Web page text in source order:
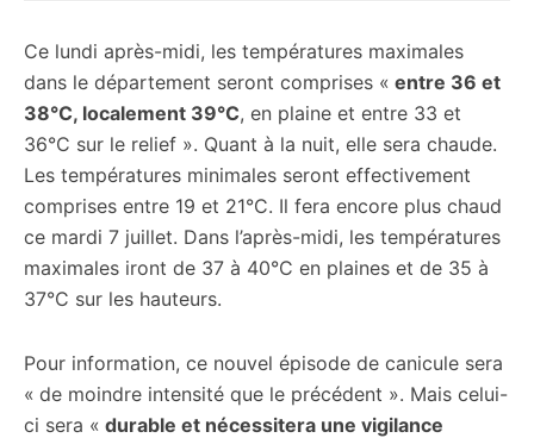
Ce lundi après-midi, les températures maximales
dans le département seront comprises « entre 36 et
38°C, localement 39°C, en plaine et entre 33 et
36°C sur le relief ». Quant à la nuit, elle sera chaude.
Les températures minimales seront effectivement
comprises entre 19 et 21°C. Il fera encore plus chaud
ce mardi 7 juillet. Dans l’après-midi, les températures
maximales iront de 37 à 40°C en plaines et de 35 à
37°C sur les hauteurs.
Pour information, ce nouvel épisode de canicule sera
« de moindre intensité que le précédent ». Mais celui-
ci sera « durable et nécessitera une vigilance